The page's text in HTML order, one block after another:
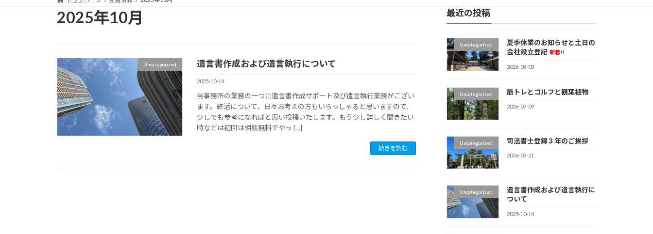
2025年10月
Uncategorized 遺言書作成および遺言執行について
2025-10-14
当事務所の業務の一つに遺言書作成サポート及び遺言執行業務がござい
ます。終活について、日々お考えの方もいらっしゃると思いますので、
少しでも参考になればと思い投稿いたします。もう少し詳しく聞きたい
時などは初回は相談無料でやっ […]
続きを読む
最近の投稿
Uncategorized
夏季休業のお知らせと土日の
会社設立登記 新着!!
2026-08-03
Uncategorized 筋トレとゴルフと観葉植物
2026-07-09
Uncategorized 司法書士登録３年のご挨拶
2026-02-21
Uncategorized
遺言書作成および遺言執行に
ついて
2025-10-14